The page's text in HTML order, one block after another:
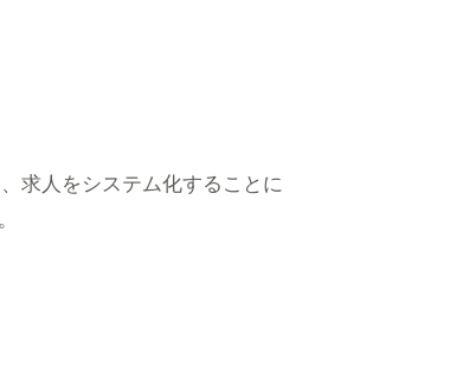
求人をシステム化することに